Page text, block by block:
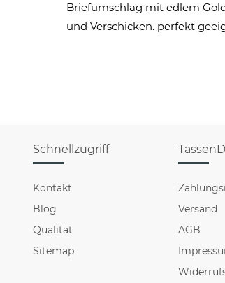
Briefumschlag mit edlem
und Verschicken. perfekt
Schnellzugriff
Kontakt
Blog
Qualität
Sitemap
Versand
AGB